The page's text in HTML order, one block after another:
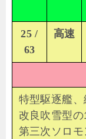
25 /
63
高速
特型駆逐艦、
改良吹雪型の
第三次ソロ